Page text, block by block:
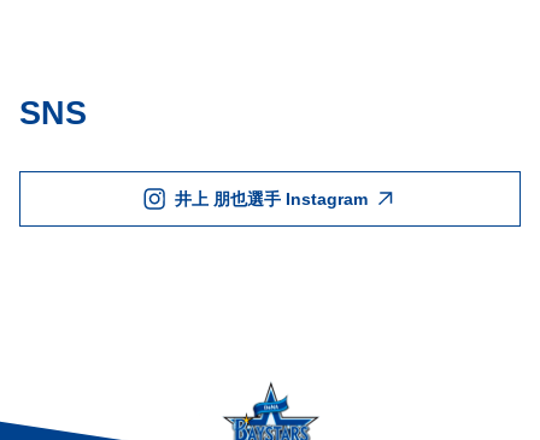
SNS
井上 朋也選手 Instagram